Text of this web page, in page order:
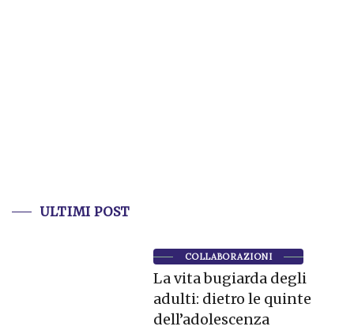
ULTIMI POST
COLLABORAZIONI
La vita bugiarda degli
adulti: dietro le quinte
dell’adolescenza